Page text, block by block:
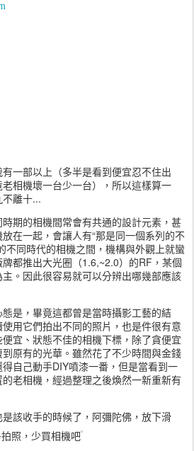
一部以上（多半是看到便宜忍不住出
相機壞一台少一台），所以這樣算一
離十...
期的相機間常會有共通的設計元素，甚
在一起，會讓人有“那是同一個系列的不
不同時代的相機之間，機構與外觀上就蠻
都推出大光圈（1.6,~2.0）的RF，某個
。因此很容易就可以分辨出哪幾部應該
是，畢竟這都曾是當時攝影工藝的結
用它們拍出不同的照片，也是件很有意
宜、狀態不佳的相機下標，除了貪便宜
原有的光華。雖然花了不少時間與金錢
自己動手DIY噴漆一番，但是當看到一
老相機，經過整理之後煥然一新重新有
該收手的時候了，阿彌陀佛，放下滑
照，少買相機吧